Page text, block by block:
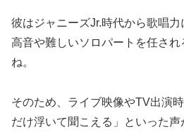
彼はジャニーズJr.時代から歌唱
高音や難しいソロパートを任され
ね。
そのため、ライブ映像やTV出演
だけ浮いて聞こえる」といった